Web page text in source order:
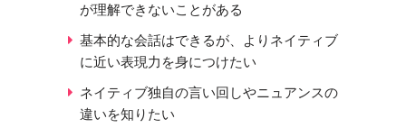
が理解できないことがある
基本的な会話はできるが、よりネイティブ
に近い表現力を身につけたい
ネイティブ独自の言い回しやニュアンスの
違いを知りたい